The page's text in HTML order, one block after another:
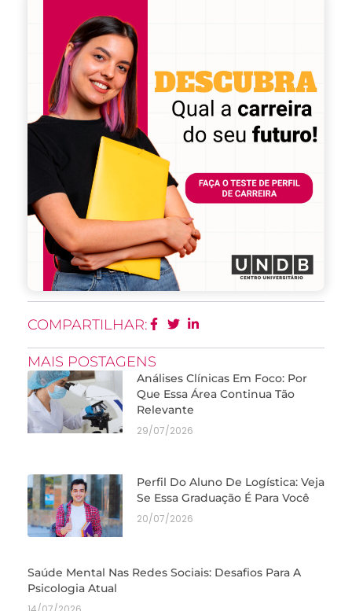
COMPARTILHAR:
MAIS POSTAGENS
Análises Clínicas Em Foco: Por
Que Essa Área Continua Tão
Relevante
29/07/2026
Perfil Do Aluno De Logística: Veja
Se Essa Graduação É Para Você
20/07/2026
Saúde Mental Nas Redes Sociais: Desafios Para A
Psicologia Atual